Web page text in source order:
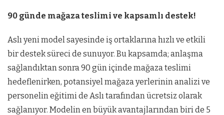
90 günde mağaza teslimi ve kapsamlı destek!
Aslı yeni model sayesinde iş ortaklarına hızlı ve etkili
bir destek süreci de sunuyor. Bu kapsamda; anlaşma
sağlandıktan sonra 90 gün içinde mağaza teslimi
hedeflenirken, potansiyel mağaza yerlerinin analizi ve
personelin eğitimi de Aslı tarafından ücretsiz olarak
sağlanıyor. Modelin en büyük avantajlarından biri de 5